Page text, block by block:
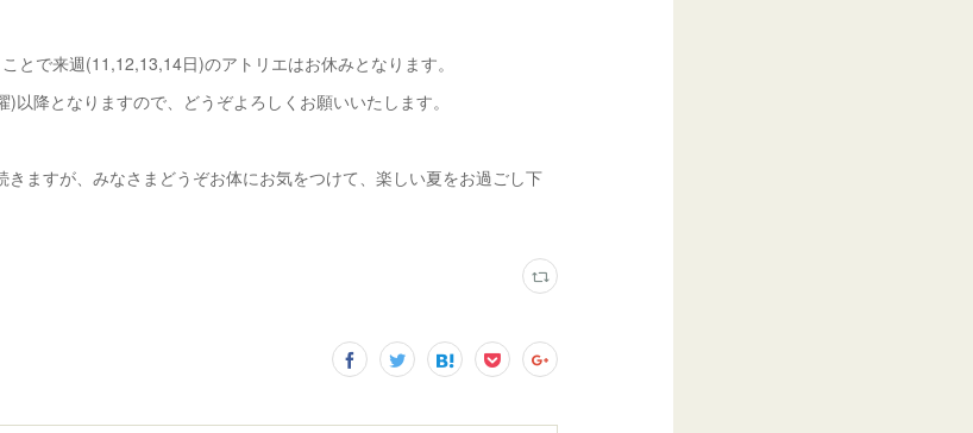
とで来週(11,12,13,14日)のアトリエはお休みとなります。
以降となりますので、どうぞよろしくお願いいたします。
きますが、みなさまどうぞお体にお気をつけて、楽しい夏をお過ごし下